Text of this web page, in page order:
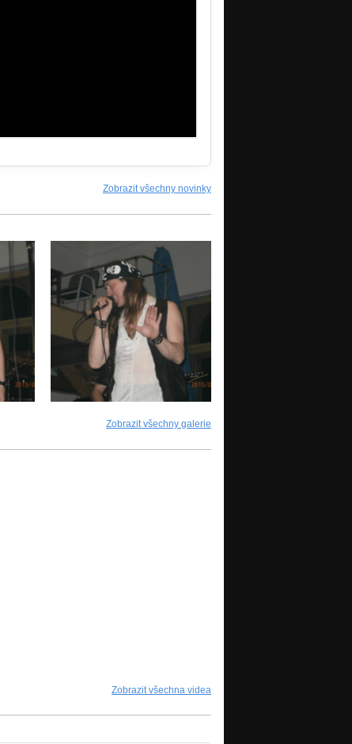
Zobrazit všechny novinky
Zobrazit všechny galerie
Zobrazit všechna videa